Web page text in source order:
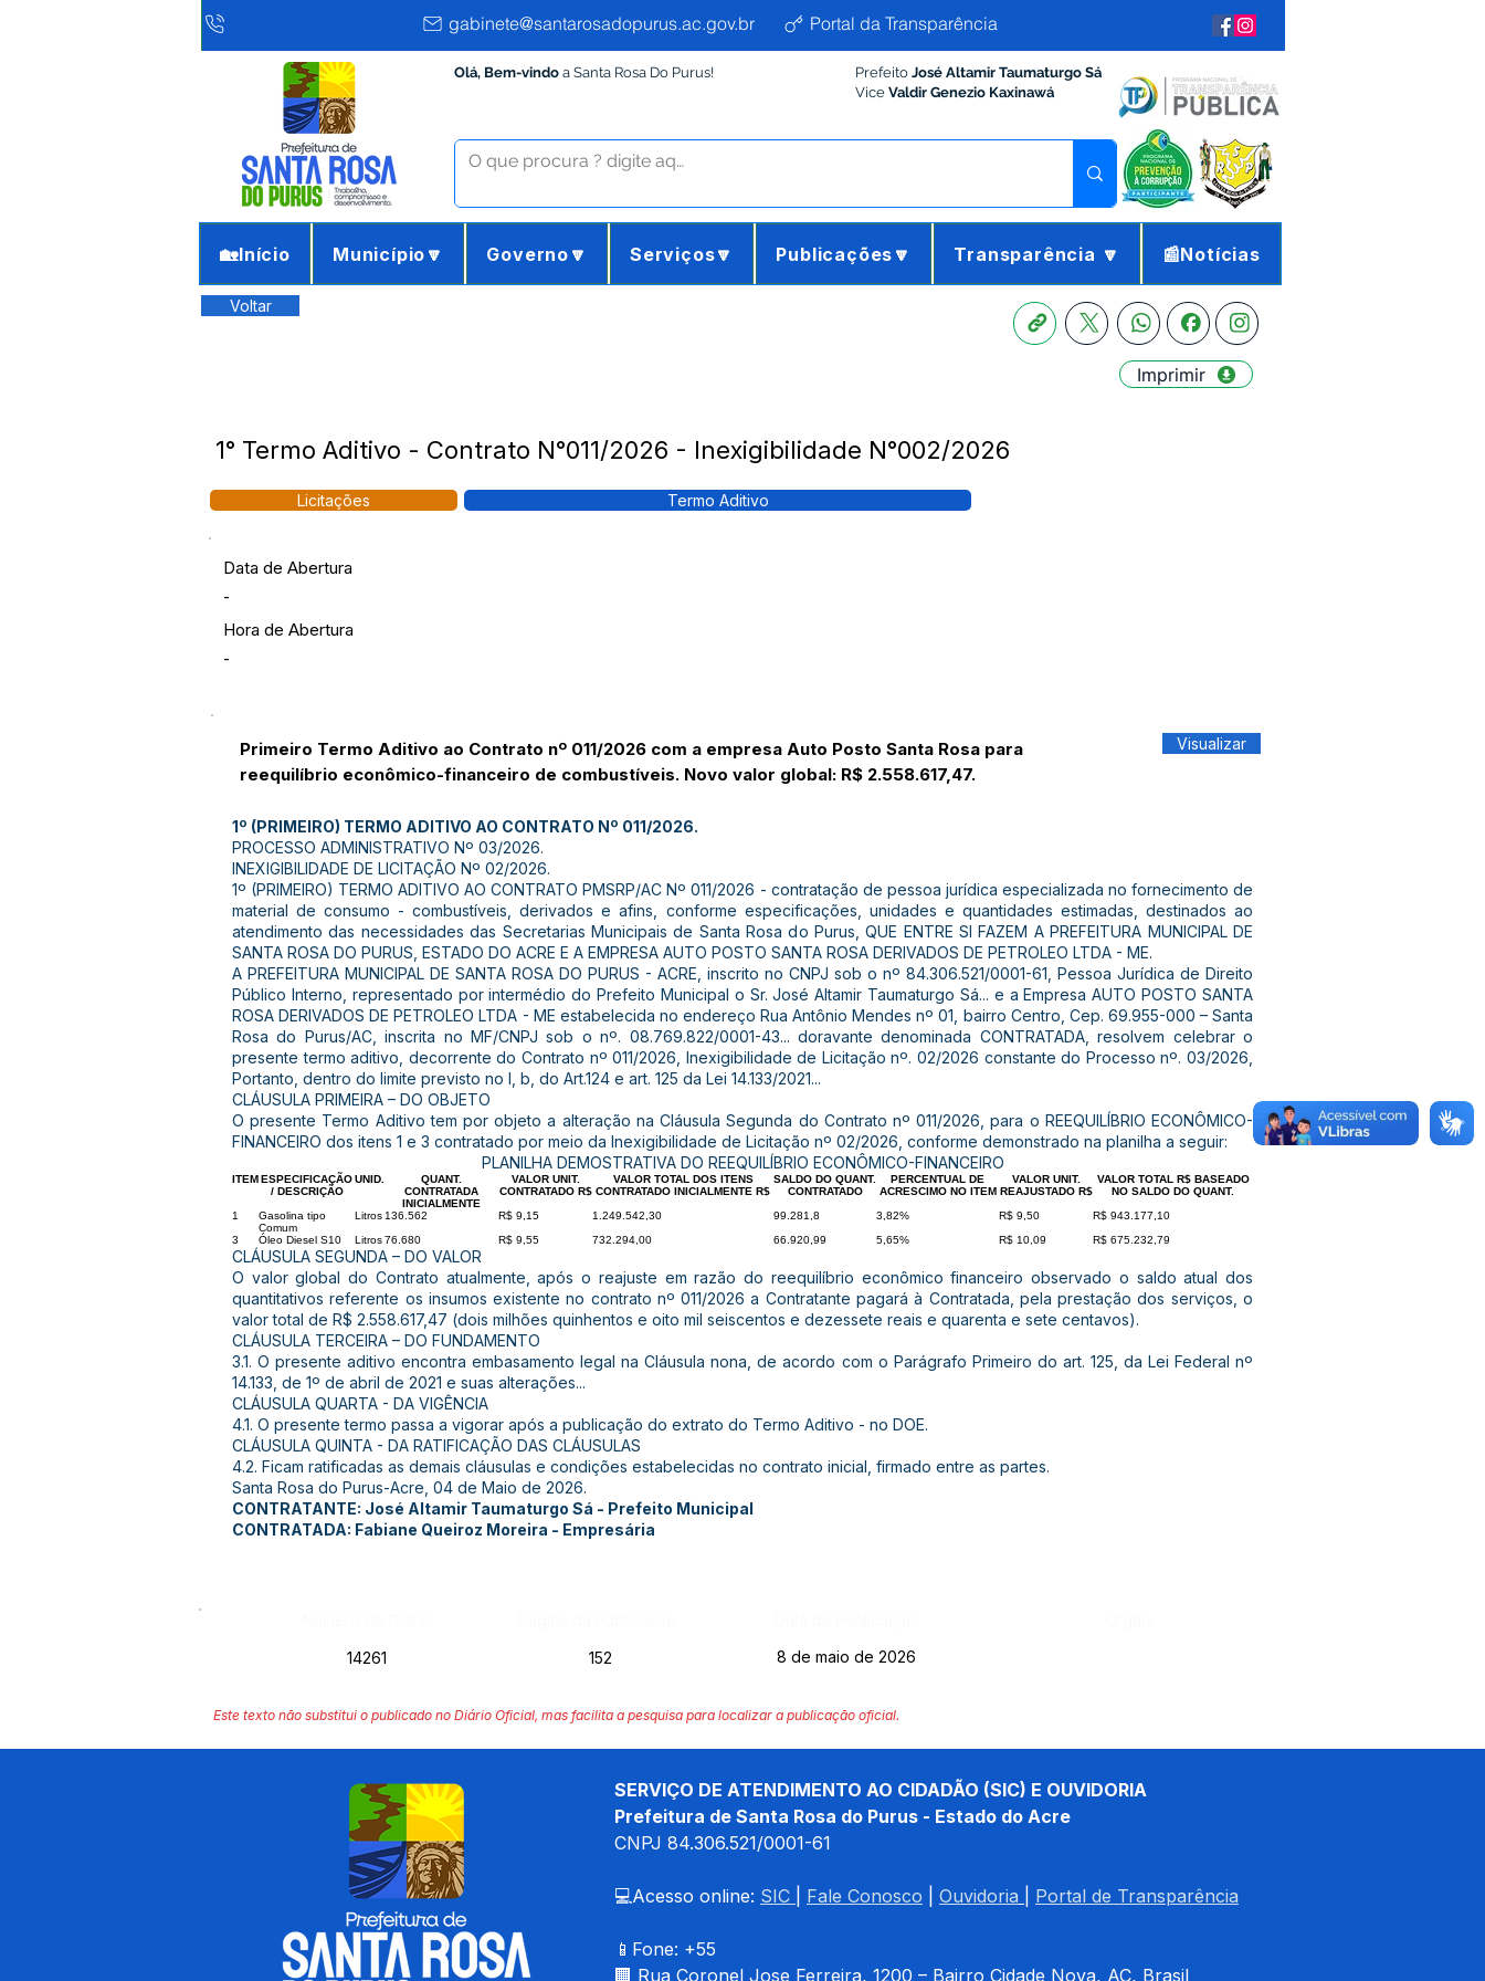
gabinete@santarosadopurus.ac.gov.br Portal da Transparência
Olá, Bem-vindo a Santa Rosa Do Purus! Prefeito José Altamir Taumaturgo Sá
Vice Valdir Genezio Kaxinawá
🏡Início Município🔽 Governo🔽 Serviços🔽 Publicações🔽 Transparência 🔽 📰Notícias
Voltar
Imprimir
1° Termo Aditivo - Contrato N°011/2026 - Inexigibilidade N°002/2026
Licitações Termo Aditivo
Data de Abertura
-
Hora de Abertura
-
Primeiro Termo Aditivo ao Contrato nº 011/2026 com a empresa Auto Posto Santa Rosa para
reequilíbrio econômico-financeiro de combustíveis. Novo valor global: R$ 2.558.617,47.
Visualizar
1º (PRIMEIRO) TERMO ADITIVO AO CONTRATO Nº 011/2026.
PROCESSO ADMINISTRATIVO Nº 03/2026.
INEXIGIBILIDADE DE LICITAÇÃO Nº 02/2026.
1º (PRIMEIRO) TERMO ADITIVO AO CONTRATO PMSRP/AC Nº 011/2026 - contratação de pessoa jurídica especializada no fornecimento de
material de consumo - combustíveis, derivados e afins, conforme especificações, unidades e quantidades estimadas, destinados ao
atendimento das necessidades das Secretarias Municipais de Santa Rosa do Purus, QUE ENTRE SI FAZEM A PREFEITURA MUNICIPAL DE
SANTA ROSA DO PURUS, ESTADO DO ACRE E A EMPRESA AUTO POSTO SANTA ROSA DERIVADOS DE PETROLEO LTDA - ME.
A PREFEITURA MUNICIPAL DE SANTA ROSA DO PURUS - ACRE, inscrito no CNPJ sob o nº 84.306.521/0001-61, Pessoa Jurídica de Direito
Público Interno, representado por intermédio do Prefeito Municipal o Sr. José Altamir Taumaturgo Sá... e a Empresa AUTO POSTO SANTA
ROSA DERIVADOS DE PETROLEO LTDA - ME estabelecida no endereço Rua Antônio Mendes nº 01, bairro Centro, Cep. 69.955-000 – Santa
Rosa do Purus/AC, inscrita no MF/CNPJ sob o nº. 08.769.822/0001-43... doravante denominada CONTRATADA, resolvem celebrar o
presente termo aditivo, decorrente do Contrato nº 011/2026, Inexigibilidade de Licitação nº. 02/2026 constante do Processo nº. 03/2026,
Portanto, dentro do limite previsto no I, b, do Art.124 e art. 125 da Lei 14.133/2021...
CLÁUSULA PRIMEIRA – DO OBJETO
O presente Termo Aditivo tem por objeto a alteração na Cláusula Segunda do Contrato nº 011/2026, para o REEQUILÍBRIO ECONÔMICO-
FINANCEIRO dos itens 1 e 3 contratado por meio da Inexigibilidade de Licitação nº 02/2026, conforme demonstrado na planilha a seguir:
PLANILHA DEMOSTRATIVA DO REEQUILÍBRIO ECONÔMICO-FINANCEIRO
ITEMESPECIFICAÇÃO
/ DESCRIÇÃO
UNID.
QUANT.
CONTRATADA
INICIALMENTE
VALOR UNIT.
CONTRATADO R$
VALOR TOTAL DOS ITENS
CONTRATADO INICIALMENTE R$
SALDO DO QUANT.
CONTRATADO
PERCENTUAL DE
ACRESCIMO NO ITEM
VALOR UNIT.
REAJUSTADO R$
VALOR TOTAL R$ BASEADO
NO SALDO DO QUANT.
1
Gasolina tipo
Comum
Litros 136.562 R$ 9,15 1.249.542,30 99.281,8 3,82% R$ 9,50
R$ 943.177,10
3
Óleo Diesel S10 Litros76.680 R$ 9,55 732.294,00 66.920,99 5,65% R$ 10,09 R$ 675.232,79
CLÁUSULA SEGUNDA – DO VALOR
O valor global do Contrato atualmente, após o reajuste em razão do reequilíbrio econômico financeiro observado o saldo atual dos
quantitativos referente os insumos existente no contrato nº 011/2026 a Contratante pagará à Contratada, pela prestação dos serviços, o
valor total de R$ 2.558.617,47 (dois milhões quinhentos e oito mil seiscentos e dezessete reais e quarenta e sete centavos).
CLÁUSULA TERCEIRA – DO FUNDAMENTO
3.1. O presente aditivo encontra embasamento legal na Cláusula nona, de acordo com o Parágrafo Primeiro do art. 125, da Lei Federal nº
14.133, de 1º de abril de 2021 e suas alterações...
CLÁUSULA QUARTA - DA VIGÊNCIA
4.1. O presente termo passa a vigorar após a publicação do extrato do Termo Aditivo - no DOE.
CLÁUSULA QUINTA - DA RATIFICAÇÃO DAS CLÁUSULAS
4.2. Ficam ratificadas as demais cláusulas e condições estabelecidas no contrato inicial, firmado entre as partes.
Santa Rosa do Purus-Acre, 04 de Maio de 2026.
CONTRATANTE: José Altamir Taumaturgo Sá - Prefeito Municipal
CONTRATADA: Fabiane Queiroz Moreira - Empresária
14261
152 8 de maio de 2026
Este texto não substitui o publicado no Diário Oficial, mas facilita a pesquisa para localizar a publicação oficial.
SERVIÇO DE ATENDIMENTO AO CIDADÃO (SIC) E OUVIDORIA
Prefeitura de Santa Rosa do Purus - Estado do Acre
CNPJ 84.306.521/0001-61
💻Acesso online: SIC Fale Conosco Ouvidoria Portal de Transparência
📱Fone: +55
🏢 Rua Coronel Jose Ferreira, 1200 – Bairro Cidade Nova, AC, Brasil